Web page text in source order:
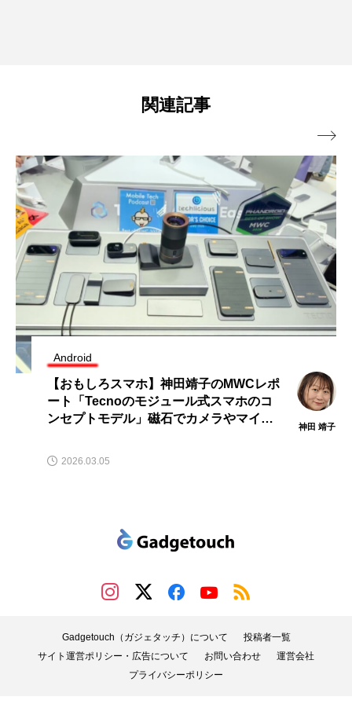
関連記事
Android
【おもしろスマホ】神田靖子のMWCレポ
ート「Tecnoのモジュール式スマホのコ
ンセプトモデル」磁石でカメラやマイク
神田 靖子
2026.03.05

Gadgetouch（ガジェタッチ）について
投稿者一覧
サイト運営ポリシー・広告について
お問い合わせ
運営会社
プライバシーポリシー